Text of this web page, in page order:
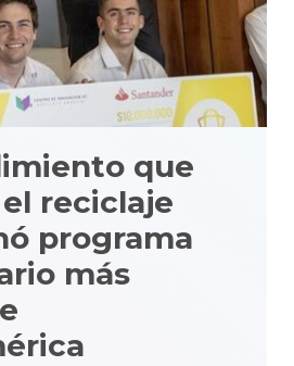
que
reciclaje
programa
más